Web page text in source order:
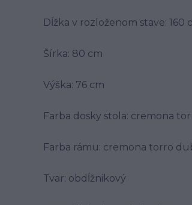
Dĺžka v rozloženom stave: 160
Šírka: 80 cm
Výška: 76 cm
Farba dosky stola: cremona
Farba rámu: cremona torro
Tvar: obdĺžnikový